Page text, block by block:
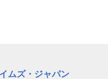
ムズ・ジャパン